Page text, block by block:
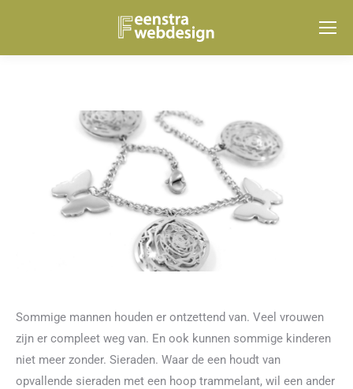
Sommige mannen houden er ontzettend van. Veel vrouwen
zijn er compleet weg van. En ook kunnen sommige kinderen
niet meer zonder. Sieraden. Waar de een houdt van
opvallende sieraden met een hoop trammelant, wil een ander